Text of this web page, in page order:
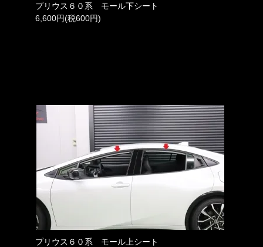
プリウス６０系 モール下シート
6,600円(税600円)
プリウス６０系 モール上シート